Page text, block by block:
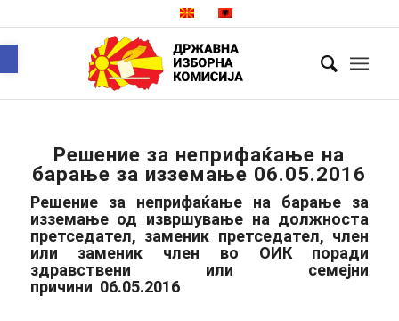
Решение за неприфаќање на
барање за изземање 06.05.2016
Решение за неприфаќање на барање за
изземање од извршување на должноста
претседател, заменик претседател, член
или заменик член во ОИК поради
здравствени или семејни
причини 06.05.2016
Open toolbar